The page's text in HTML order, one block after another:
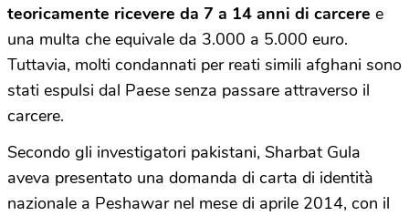
teoricamente ricevere da 7 a 14 anni di carcere e
una multa che equivale da 3.000 a 5.000 euro.
Tuttavia, molti condannati per reati simili afghani sono
stati espulsi dal Paese senza passare attraverso il
carcere.
Secondo gli investigatori pakistani, Sharbat Gula
aveva presentato una domanda di carta di identità
nazionale a Peshawar nel mese di aprile 2014, con il